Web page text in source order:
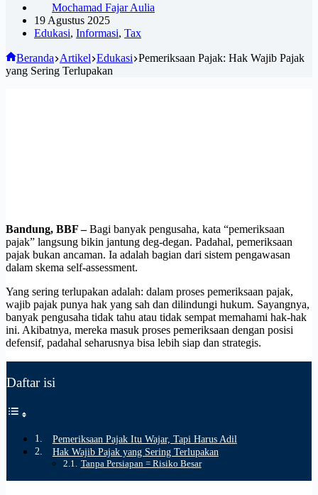
Mochamad Fajar Aulia
19 Agustus 2025
Edukasi, Informasi, Tax
Beranda Artikel Edukasi Pemeriksaan Pajak: Hak Wajib Pajak
yang Sering Terlupakan
Bandung, BBF –Bagi banyak pengusaha, kata “pemeriksaan
pajak” langsung bikin jantung deg-degan. Padahal, pemeriksaan
pajak bukan ancaman. Ia adalah bagian dari sistem pengawasan
dalam skema self-assessment.
Yang sering terlupakan adalah: dalam proses pemeriksaan pajak,
wajib pajak punya hak yang sah dan dilindungi hukum. Sayangnya,
banyak pengusaha tidak tahu atau tidak sempat memahami hak-hak
ini. Akibatnya, mereka masuk proses pemeriksaan dengan posisi
defensif, padahal seharusnya bisa lebih siap dan strategis.
Daftar isi
Pemeriksaan Pajak Itu Wajar, Tapi Harus Adil
Hak Wajib Pajak yang Sering Terlupakan
Tanpa Persiapan = Risiko Besar